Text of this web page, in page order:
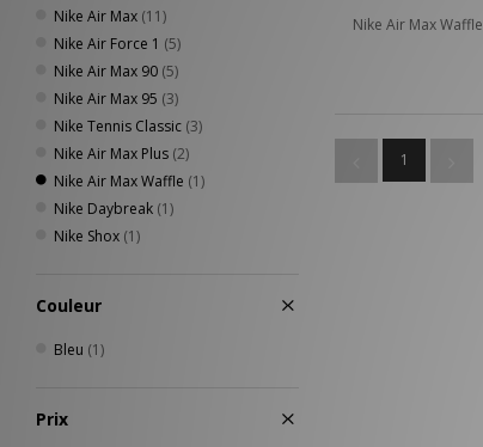
Nike Air Max (11)
Nike Air Force 1 (5)
Nike Air Max 90 (5)
Nike Air Max 95 (3)
Nike Tennis Classic (3)
Nike Air Max Plus (2)
Nike Air Max Waffle (1)
Nike Daybreak (1)
Nike Shox (1)
Couleur
Bleu (1)
Prix
Nike Air Max Waffle
1